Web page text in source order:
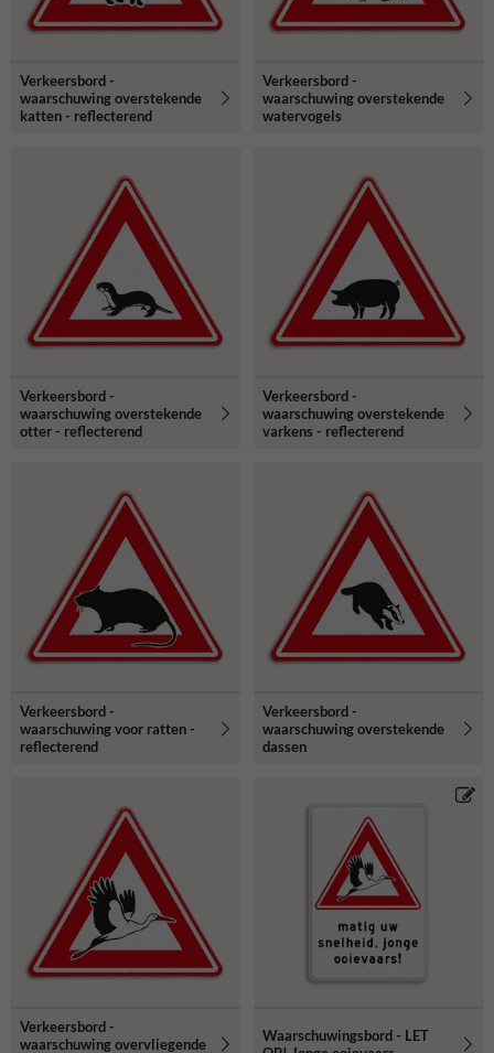
Verkeersbord -
waarschuwing overstekende
katten - reflecterend
Verkeersbord -
waarschuwing overstekende
watervogels
Verkeersbord -
waarschuwing overstekende
otter - reflecterend
Verkeersbord -
waarschuwing overstekende
varkens - reflecterend
Verkeersbord -
waarschuwing voor ratten -
reflecterend
Verkeersbord -
waarschuwing overstekende
dassen
Verkeersbord -
waarschuwing overvliegende
Waarschuwingsbord - LET